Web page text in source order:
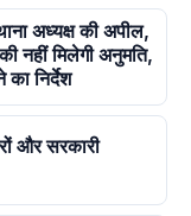
अध्यक्ष की अपील,
नहीं मिलेगी अनुमति,
निर्देश
और सरकारी